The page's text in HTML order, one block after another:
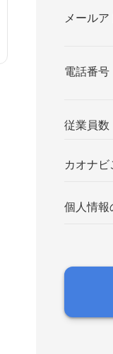
メールア
電話番号
従業員数
カオナビ
個人情報